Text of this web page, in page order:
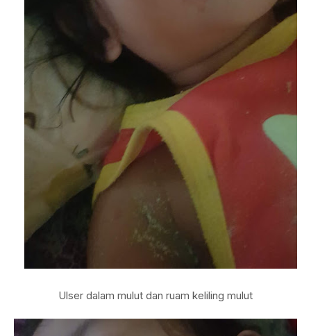
Ulser dalam mulut dan ruam keliling mulut